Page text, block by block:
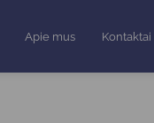
Apie mus Kontaktai